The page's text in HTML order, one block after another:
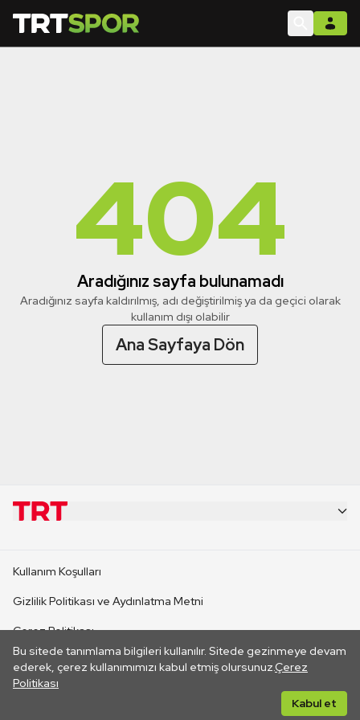
404
Aradığınız sayfa bulunamadı
Aradığınız sayfa kaldırılmış, adı değiştirilmiş ya da geçici olarak
kullanım dışı olabilir
Ana Sayfaya Dön
Bu sitede tanımlama bilgileri kullanılır. Sitede gezinmeye devam
ederek, çerez kullanımımızı kabul etmiş olursunuz.Çerez
Politikası
Kabul et
CANLI YAYINLAR
Kullanım Koşulları
Gizlilik Politikası ve Aydınlatma Metni
Çerez Politikası
İletişim
Her hakkı saklıdır. ©2026 TRT. Bağlantı yoluyla gidilen dış